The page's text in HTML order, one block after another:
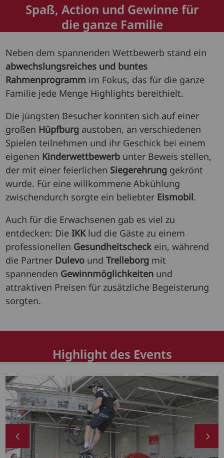
Spaß, Action und Gewinne für
die ganze Familie
Neben dem spannenden Wettbewerb stand ein
abwechslungsreiches und buntes
Rahmenprogramm im Fokus, das für die ganze
Familie jede Menge Highlights bereithielt.
Die jüngsten Besucher konnten sich auf einer
großen Hüpfburg austoben, an verschiedenen
Spielen teilnehmen und ihr Geschick bei einem
eigenen Kinderwettbewerb unter Beweis stellen,
der mit einer feierlichen Siegerehrung gekrönt
wurde. Für eine willkommene Abkühlung
zwischendurch sorgte ein beliebter Eismobil.
Auch für die Erwachsenen gab es viel zu
entdecken: DieIKKlud die Gäste zu einem
professionellen Gesundheitscheck ein, während
die Partner Dulevo undTrelleborg mit
spannenden Gewinnmöglichkeiten und
attraktiven Preisen für zusätzliche Begeisterung
sorgten.
Highlight des Events